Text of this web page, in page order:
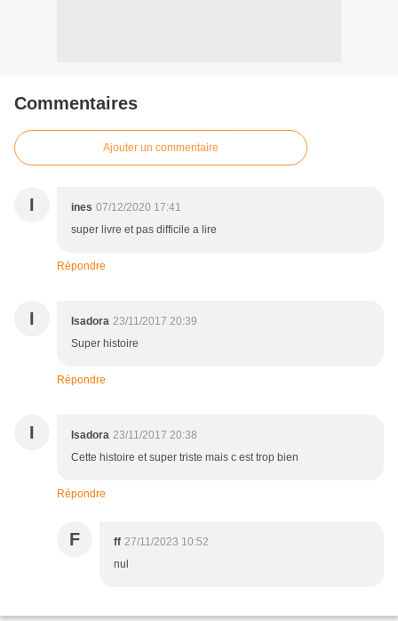
Commentaires
Ajouter un commentaire
I ines 07/12/2020 17:41
super livre et pas difficile a lire
Répondre
I Isadora 23/11/2017 20:39
Super histoire
Répondre
I Isadora 23/11/2017 20:38
Cette histoire et super triste mais c est trop bien
Répondre
F ff 27/11/2023 10:52
nul